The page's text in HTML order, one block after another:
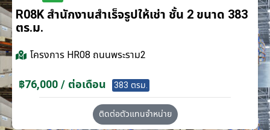
R08K สำนักงานสำเร็จรูปให้เช่า ชั้น 2 ขนาด 383
ตร.ม.
โครงการ HR08 ถนนพระราม2
฿76,000 / ต่อเดือน 383 ตรม.
ติดต่อตัวแทนจำหน่าย